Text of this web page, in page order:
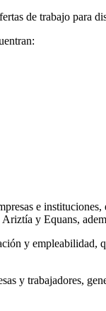
de trabajo para
e
y Equans,
y
y trabajadores,